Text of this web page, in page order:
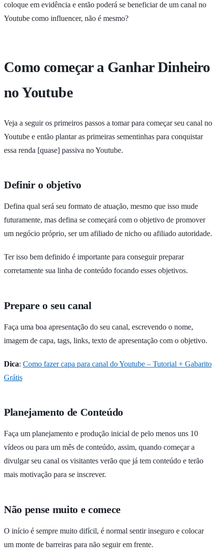
coloque em evidência e então poderá se beneficiar de um canal no
Youtube como influencer, não é mesmo?
Como começar a Ganhar Dinheiro
no Youtube
Veja a seguir os primeiros passos a tomar para começar seu canal no
Youtube e então plantar as primeiras sementinhas para conquistar
essa renda [quase] passiva no Youtube.
Definir o objetivo
Defina qual será seu formato de atuação, mesmo que isso mude
futuramente, mas defina se começará com o objetivo de promover
um negócio próprio, ser um afiliado de nicho ou afiliado autoridade.
Ter isso bem definido é importante para conseguir preparar
corretamente sua linha de conteúdo focando esses objetivos.
Prepare o seu canal
Faça uma boa apresentação do seu canal, escrevendo o nome,
imagem de capa, tags, links, texto de apresentação com o objetivo.
Dica: Como fazer capa para canal do Youtube – Tutorial + Gabarito
Grátis
Planejamento de Conteúdo
Faça um planejamento e produção inicial de pelo menos uns 10
vídeos ou para um mês de conteúdo, assim, quando começar a
divulgar seu canal os visitantes verão que já tem conteúdo e terão
mais motivação para se inscrever.
Não pense muito e comece
O início é sempre muito difícil, é normal sentir inseguro e colocar
um monte de barreiras para não seguir em frente.